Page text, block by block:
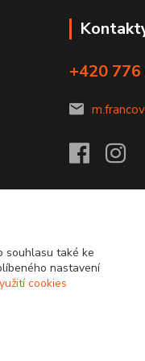
+420
souhlasu také ke
nastavení
cookies